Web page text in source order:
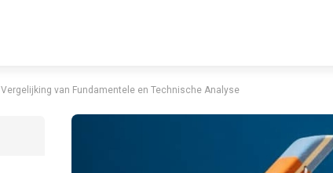
Vergelijking van Fundamentele en Technische Analyse